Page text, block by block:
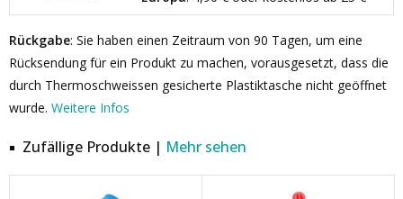
Rückgabe: Sie haben einen Zeitraum von 90 Tagen, um eine
Rücksendung für ein Produkt zu machen, vorausgesetzt, dass die
durch Thermoschweissen gesicherte Plastiktasche nicht geöffnet
wurde. Weitere Infos
Zufällige Produkte | Mehr sehen